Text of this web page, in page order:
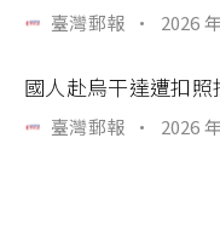
臺灣郵報 · 2026
國人赴烏干達遭扣
臺灣郵報 · 2026